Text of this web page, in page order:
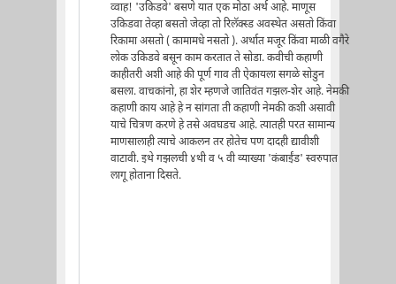
व्वाह! 'उकिडवे' बसणे यात एक मोठा अर्थ आहे. माणूस
उकिडवा तेव्हा बसतो जेव्हा तो रिलॅक्स्ड अवस्थेत असतो किंवा
रिकामा असतो ( कामामधे नसतो ). अर्थात मजूर किंवा माळी वगैरे
लोक उकिडवे बसून काम करतात ते सोडा. कवीची कहाणी
काहीतरी अशी आहे की पूर्ण गाव ती ऐकायला सगळे सोडुन
बसला. वाचकांनो, हा शेर म्हणजे जातिवंत गझल-शेर आहे. नेमकी
कहाणी काय आहे हे न सांगता ती कहाणी नेमकी कशी असावी
याचे चित्रण करणे हे तसे अवघडच आहे. त्यातही परत सामान्य
माणसालाही त्याचे आकलन तर होतेच पण दादही द्यावीशी
वाटावी. इथे गझलची ४थी व ५ वी व्याख्या 'कंबाईंड' स्वरुपात
लागू होताना दिसते.